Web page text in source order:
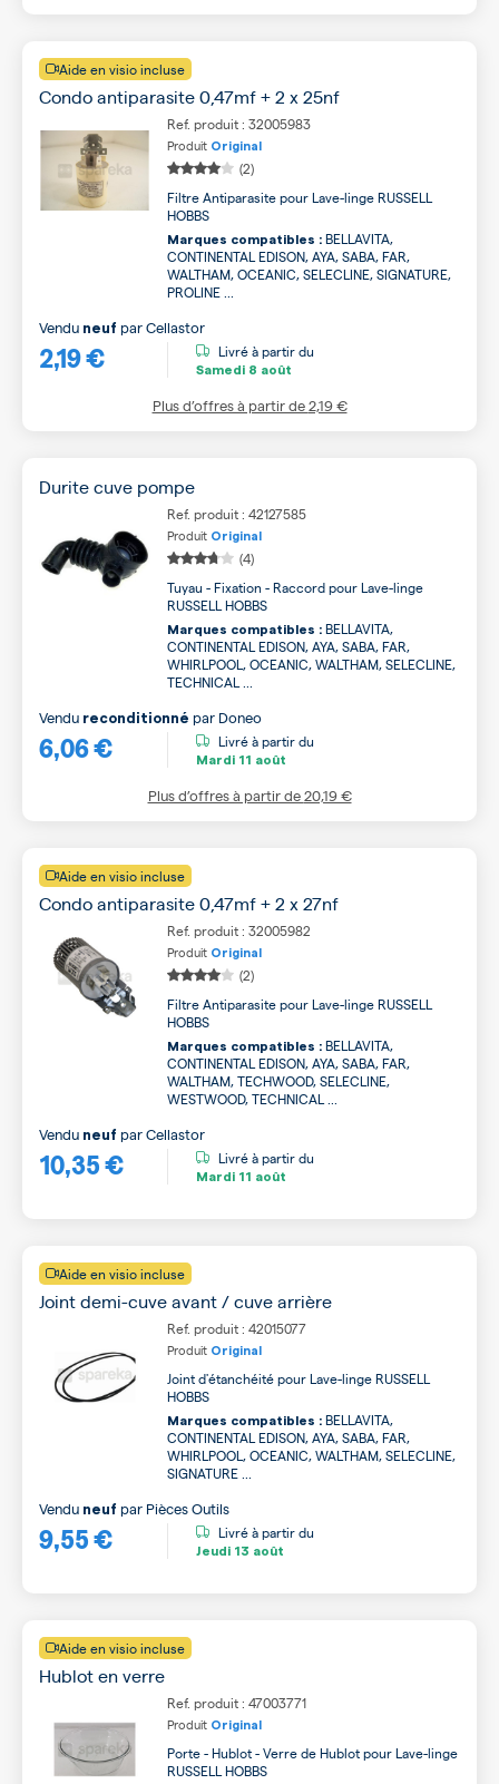
Aide en visio incluse
Condo antiparasite 0,47mf + 2 x 25nf
Ref. produit : 32005983
Produit Original
(2)
Filtre Antiparasite pour Lave-linge RUSSELL
HOBBS
Marques compatibles : BELLAVITA,
CONTINENTAL EDISON, AYA, SABA, FAR,
WALTHAM, OCEANIC, SELECLINE, SIGNATURE,
PROLINE ...
2,19 €
Vendu neuf parCellastor
Livré à partir du
Samedi 8 août
Plus d’offres à partir de2,19 €
Durite cuve pompe
Ref. produit : 42127585
Produit Original
(4)
Tuyau - Fixation - Raccord pour Lave-linge
RUSSELL HOBBS
Marques compatibles : BELLAVITA,
CONTINENTAL EDISON, AYA, SABA, FAR,
WHIRLPOOL, OCEANIC, WALTHAM, SELECLINE,
TECHNICAL ...
6,06 €
Vendu reconditionné par Doneo
Livré à partir du
Mardi 11 août
Plus d’offres à partir de20,19 €
Aide en visio incluse
Condo antiparasite 0,47mf + 2 x 27nf
Ref. produit : 32005982
Produit Original
(2)
Filtre Antiparasite pour Lave-linge RUSSELL
HOBBS
Marques compatibles : BELLAVITA,
CONTINENTAL EDISON, AYA, SABA, FAR,
WALTHAM, TECHWOOD, SELECLINE,
WESTWOOD, TECHNICAL ...
10,35 €
Vendu neuf parCellastor
Livré à partir du
Mardi 11 août
Aide en visio incluse
Joint demi-cuve avant / cuve arrière
Ref. produit : 42015077
Produit Original
Joint d'étanchéité pour Lave-linge RUSSELL
HOBBS
Marques compatibles : BELLAVITA,
CONTINENTAL EDISON, AYA, SABA, FAR,
WHIRLPOOL, OCEANIC, WALTHAM, SELECLINE,
SIGNATURE ...
9,55 €
Vendu neuf par Pièces Outils
Livré à partir du
Jeudi 13 août
Aide en visio incluse
Hublot en verre
Ref. produit : 47003771
Produit Original
Porte - Hublot - Verre de Hublot pour Lave-linge
RUSSELL HOBBS